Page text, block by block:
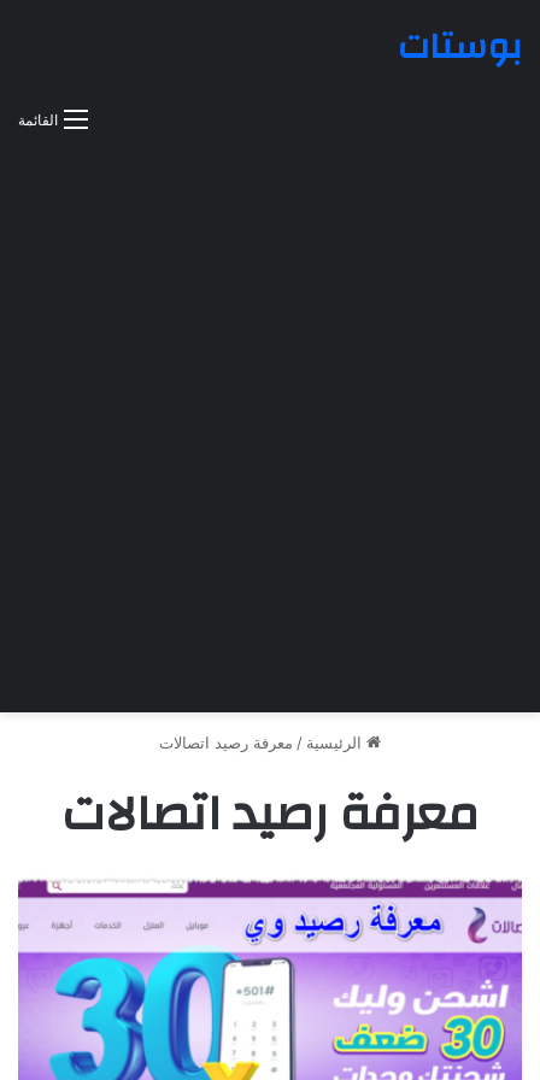
القائمة
بوستات
الرئيسية / معرفة رصيد اتصالات
معرفة رصيد اتصالات